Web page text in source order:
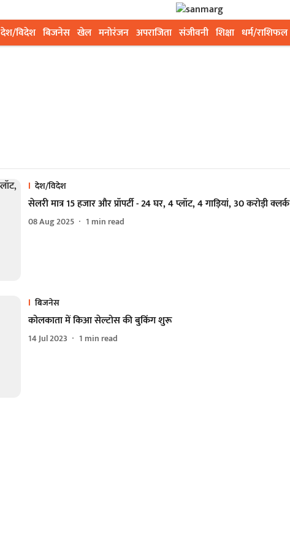
देश/विदेश बिजनेस खेल मनोरंजन अपराजिता संजीवनी शिक्षा धर्म/राशिफल
देश/विदेश
सेलरी मात्र 15 हजार और प्रॉपर्टी - 24 घर, 4 प्लॉट, 4 गाड़ियां, 30 करोड़ी क्लर्क
08 Aug 2025 1 min read
बिजनेस
कोलकाता में किआ सेल्टोस की बुकिंग शुरू
14 Jul 2023 1 min read